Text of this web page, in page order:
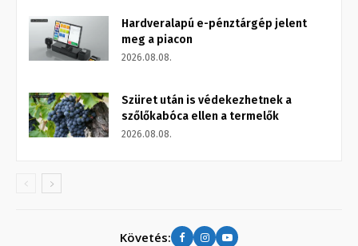
Hardveralapú e-pénztárgép jelent
meg a piacon
2026.08.08.
Szüret után is védekezhetnek a
szőlőkabóca ellen a termelők
2026.08.08.
Követés: